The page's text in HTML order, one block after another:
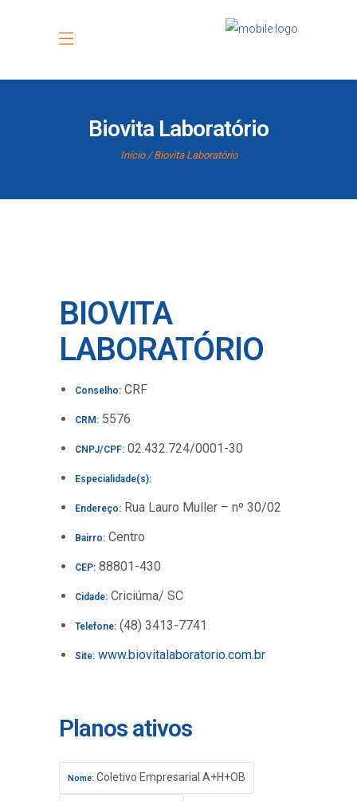
Biovita Laboratório
Início Biovita Laboratório
BIOVITA
LABORATÓRIO
Conselho: CRF
CRM: 5576
CNPJ/CPF: 02.432.724/0001-30
Especialidade(s):
Endereço: Rua Lauro Muller – nº 30/02
Bairro: Centro
CEP: 88801-430
Cidade: Criciúma/ SC
Telefone: (48) 3413-7741
Site: www.biovitalaboratorio.com.br
Planos ativos
Nome: Coletivo Empresarial A+H+OB